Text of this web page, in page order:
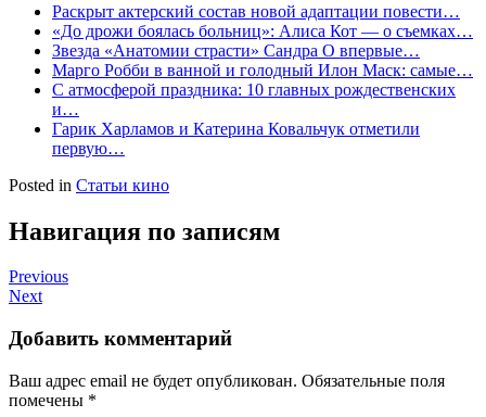
Раскрыт актерский состав новой адаптации повести…
«До дрожи боялась больниц»: Алиса Кот — о съемках…
Звезда «Анатомии страсти» Сандра О впервые…
Марго Робби в ванной и голодный Илон Маск: самые…
С атмосферой праздника: 10 главных рождественских
и…
Гарик Харламов и Катерина Ковальчук отметили
первую…
Posted in Статьи кино
Навигация по записям
Previous
Next
Добавить комментарий
Ваш адрес email не будет опубликован. Обязательные поля
помечены *